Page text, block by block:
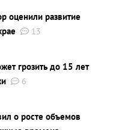
оценили развитие
13
грозить до 15 лет
6
о росте объемов